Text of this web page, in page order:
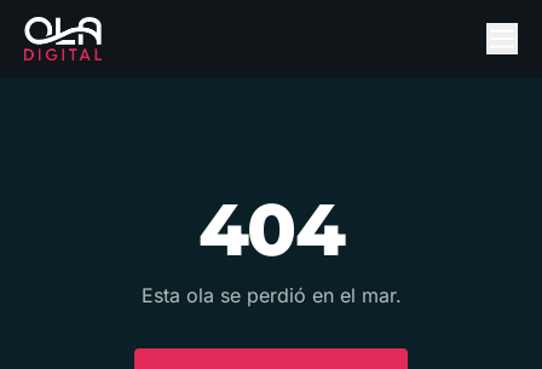
404
Esta ola se perdió en el mar.